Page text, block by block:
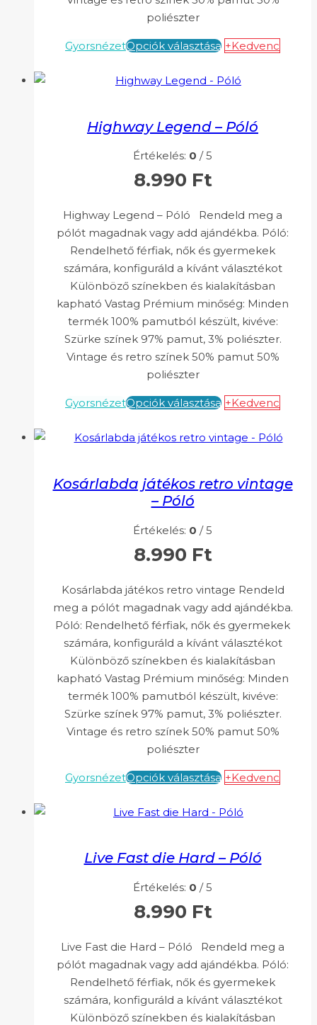
poliészter
GyorsnézetOpciók választása +Kedvenc
Highway Legend – Póló
Értékelés: 0 / 5
8.990 Ft
Highway Legend – Póló Rendeld meg a
pólót magadnak vagy add ajándékba. Póló:
Rendelhető férfiak, nők és gyermekek
számára, konfiguráld a kívánt választékot
Különböző színekben és kialakításban
kapható Vastag Prémium minőség: Minden
termék 100% pamutból készült, kivéve:
Szürke színek 97% pamut, 3% poliészter.
Vintage és retro színek 50% pamut 50%
poliészter
GyorsnézetOpciók választása +Kedvenc
Kosárlabda játékos retro vintage
– Póló
Értékelés: 0 / 5
8.990 Ft
Kosárlabda játékos retro vintage Rendeld
meg a pólót magadnak vagy add ajándékba.
Póló: Rendelhető férfiak, nők és gyermekek
számára, konfiguráld a kívánt választékot
Különböző színekben és kialakításban
kapható Vastag Prémium minőség: Minden
termék 100% pamutból készült, kivéve:
Szürke színek 97% pamut, 3% poliészter.
Vintage és retro színek 50% pamut 50%
poliészter
GyorsnézetOpciók választása +Kedvenc
Live Fast die Hard – Póló
Értékelés: 0 / 5
8.990 Ft
Live Fast die Hard – Póló Rendeld meg a
pólót magadnak vagy add ajándékba. Póló:
Rendelhető férfiak, nők és gyermekek
számára, konfiguráld a kívánt választékot
Különböző színekben és kialakításban